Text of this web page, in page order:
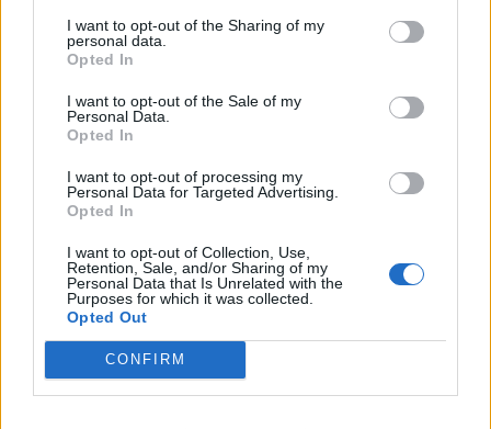
I want to opt-out of the Sharing of my
personal data.
Opted In
I want to opt-out of the Sale of my
Personal Data.
Opted In
I want to opt-out of processing my
Personal Data for Targeted Advertising.
Opted In
I want to opt-out of Collection, Use,
Retention, Sale, and/or Sharing of my
Personal Data that Is Unrelated with the
Purposes for which it was collected.
Opted Out
CONFIRM
και να εξορίζονται και είναι αποφασισμένη να
δράσει προ­ κειμένου να συμβάλει στο τέλος της
δικτατορίας. Για κανέναν δεν θα εί­ναι ίδιο
τίποτα στον τρίτο και πιο καθοριστικό κύκλο
της σειράς. Τα νέα πρόσωπα που εισβάλλουν
στη ζωή των ηρώων ανοίγουν καινούργιες
σκοτεινά σχέδια. Η ζωή των αδελφών Σταμίρη
αναμένεται να επηρεαστεί άμεσα.
Δείτε το τρέιλερ του τρίτου κύκλου: